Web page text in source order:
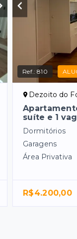
Ref.:810
Dezoito do
suíte e 1
Dormitórios
Garagens
Área Privativa
R$4.200,00